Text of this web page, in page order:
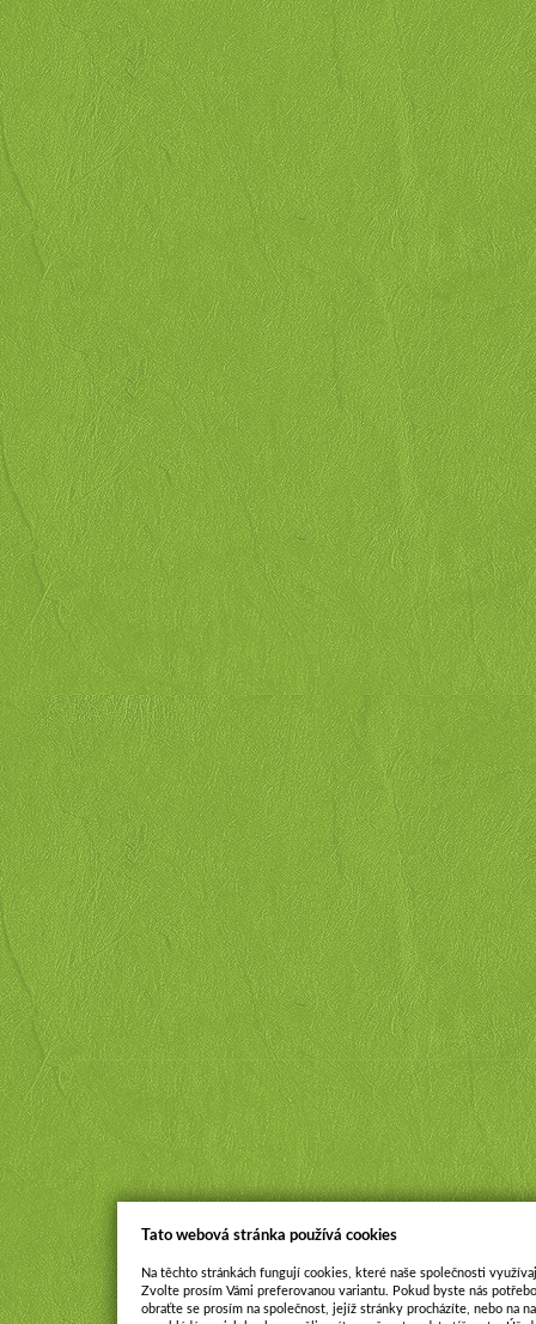
Tato webová stránka používá cookies
Na těchto stránkách fungují cookies, které naše společnosti
Zvolte prosím Vámi preferovanou variantu. Pokud byste nás
obraťte se prosím na společnost, jejíž stránky procházíte, nebo na